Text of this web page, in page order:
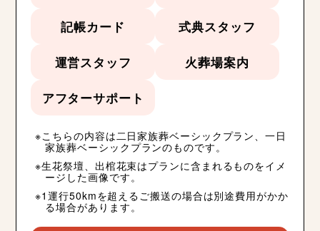
記帳カード 式典スタッフ
運営スタッフ 火葬場案内
アフターサポート
こちらの内容は二日家族葬ベーシックプラン、一日
家族葬ベーシックプランのものです。
生花祭壇、出棺花束はプランに含まれるものをイメ
ージした画像です。
1運行50kmを超えるご搬送の場合は別途費用がかか
る場合があります。